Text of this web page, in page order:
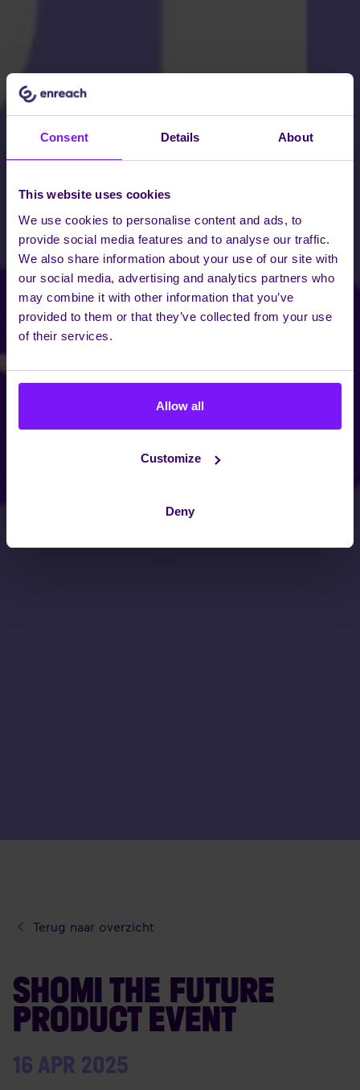
Consent Details About
This website uses cookies
We use cookies to personalise content and ads, to
provide social media features and to analyse our traffic.
We also share information about your use of our site with
our social media, advertising and analytics partners who
may combine it with other information that you’ve
provided to them or that they’ve collected from your use
of their services.
Allow all
Customize
Deny
Terug naar overzicht
SHOMI THE FUTURE
PRODUCT EVENT
16 APR 2025